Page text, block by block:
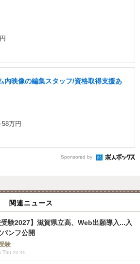
内映像の編集スタッフ/資格取得支援あ
58万円
Sponsored by
関連ニュース
受験2027】滋賀県立高、Web出願導入...入
ンフ公開
験
Thu 20:45